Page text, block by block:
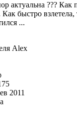
актуальна ??? Как
быстро взлетела,
...
2011